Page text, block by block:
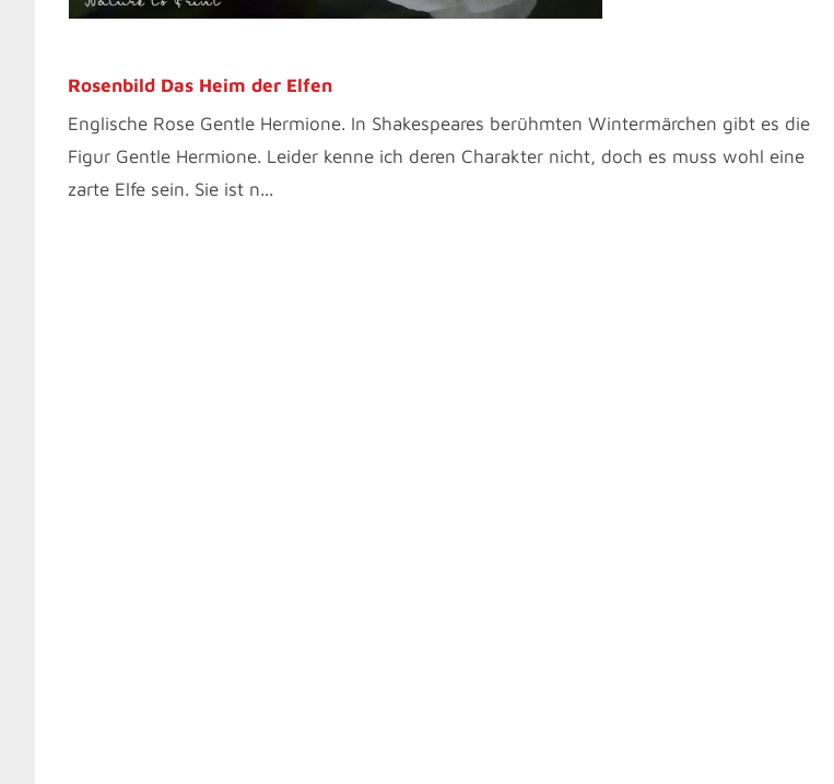
Rosenbild Das Heim der Elfen
Englische Rose Gentle Hermione. In Shakespeares berühmten Wintermärchen gibt es die
Figur Gentle Hermione. Leider kenne ich deren Charakter nicht, doch es muss wohl eine
zarte Elfe sein. Sie ist n...